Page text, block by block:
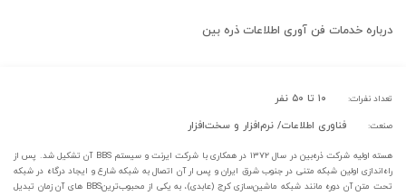
درباره خدمات فن آوری اطلاعات ذره بین
تعداد نفرات: ۱۰ تا ۵۰ نفر
صنعت: فناوری اطلاعات/ نرم‌افزار و سخت‌افزار
هسته اولیه شرکت ذره‌بین در سال ۱۳۷۲ در همکاری با شرکت ایرنت و سیستم BBS آن تشکیل شد. پس از
راه‌اندازی اولین شبکه متنی در جنوب شرق ایران و پس ار آن اتصال به شبکه شارع و ایجاد درگاه در شبکه
تحت متن آن دوره مانند شبکه ماشین‌سازی کرج (عابدی)، به یکی از محبوب‌ترینBBS های آن زمان تبدیل